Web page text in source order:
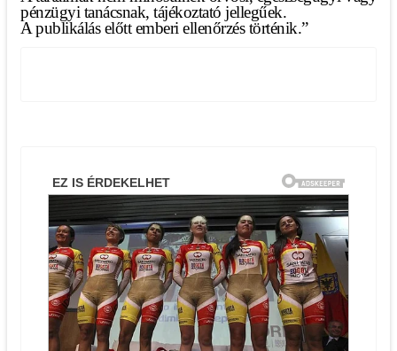
pénzügyi tanácsnak, tájékoztató jellegűek.
A publikálás előtt emberi ellenőrzés történik.”